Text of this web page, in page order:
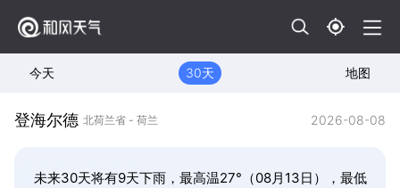
今天 30天 地图
登海尔德 北荷兰省 - 荷兰 2026-08-08
未来30天将有9天下雨，最高温27°（08月13日），最低